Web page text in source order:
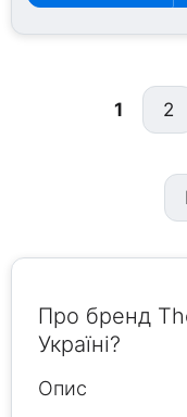
1 2
Про бренд
Україні?
Опис